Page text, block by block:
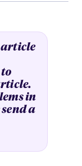
article
to
in
a